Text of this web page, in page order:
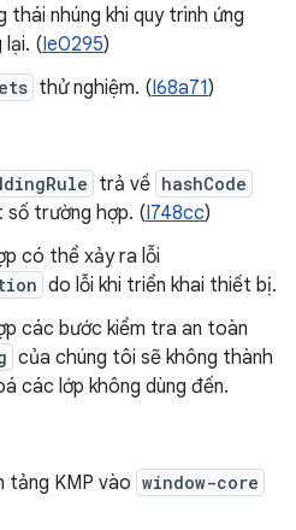
nhúng khi quy trình ứng
lại. (Ie0295)
thử nghiệm. (I68a71)
trả về hashCode
số trường hợp. (I748cc)
có thể xảy ra lỗi
do lỗi khi triển khai thiết bị.
các bước kiểm tra an toàn
của chúng tôi sẽ không thành
các lớp không dùng đến.
tảng KMP vào window-core